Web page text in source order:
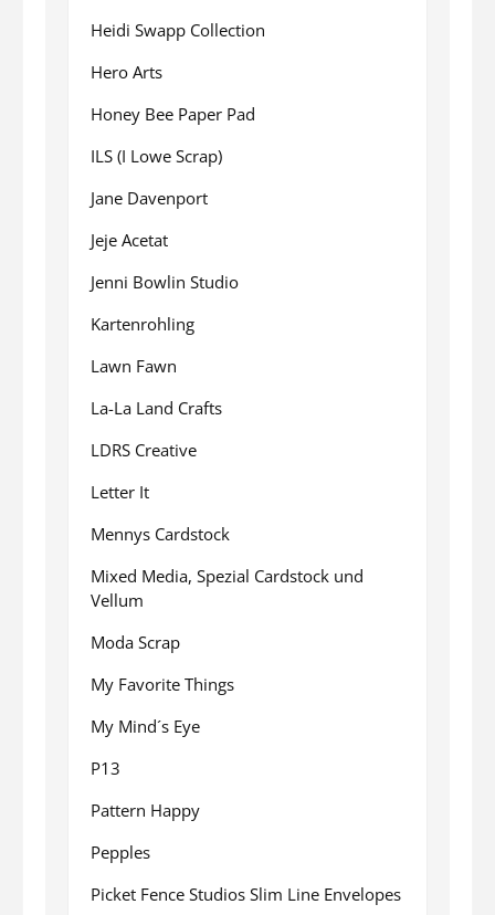
Heidi Swapp Collection
Hero Arts
Honey Bee Paper Pad
ILS (I Lowe Scrap)
Jane Davenport
Jeje Acetat
Jenni Bowlin Studio
Kartenrohling
Lawn Fawn
La-La Land Crafts
LDRS Creative
Letter It
Mennys Cardstock
Mixed Media, Spezial Cardstock und
Vellum
Moda Scrap
My Favorite Things
My Mind´s Eye
P13
Pattern Happy
Pepples
Picket Fence Studios Slim Line Envelopes